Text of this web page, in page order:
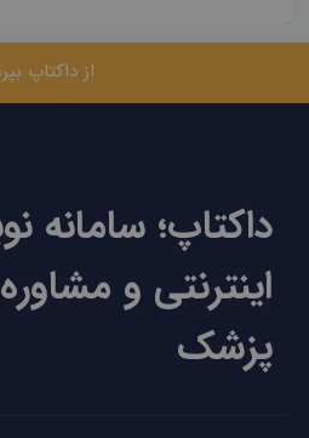
از داکتاپ
داکتاپ؛ سامانه
اینترنتی و
پزشک